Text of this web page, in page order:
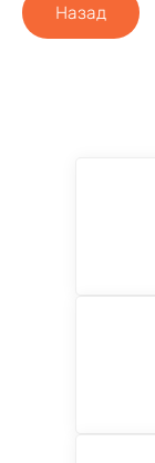
Назад